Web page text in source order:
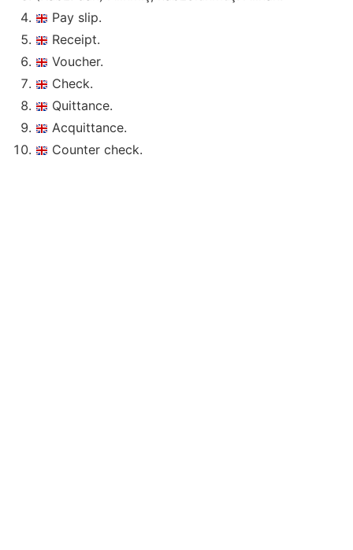
Pay slip.
Receipt.
Voucher.
Check.
Quittance.
Acquittance.
Counter check.